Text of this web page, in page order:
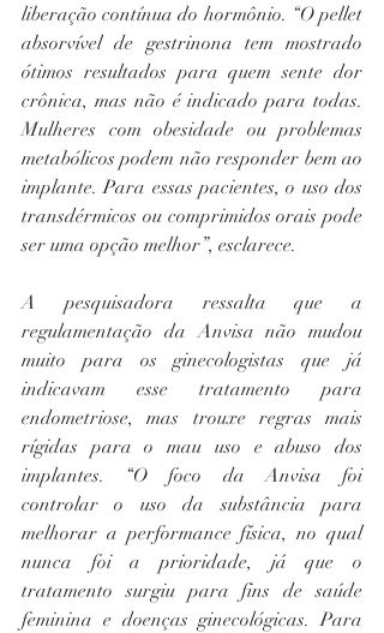
liberação contínua do hormônio. “O pellet
absorvível de gestrinona tem mostrado
ótimos resultados para quem sente dor
crônica, mas não é indicado para todas.
Mulheres com obesidade ou problemas
metabólicos podem não responder bem ao
implante. Para essas pacientes, o uso dos
transdérmicos ou comprimidos orais pode
ser uma opção melhor”, esclarece.
A pesquisadora ressalta que a
regulamentação da Anvisa não mudou
muito para os ginecologistas que já
indicavam esse tratamento para
endometriose, mas trouxe regras mais
rígidas para o mau uso e abuso dos
implantes. “O foco da Anvisa foi
controlar o uso da substância para
melhorar a performance física, no qual
nunca foi a prioridade, já que o
tratamento surgiu para fins de saúde
feminina e doenças ginecológicas. Para